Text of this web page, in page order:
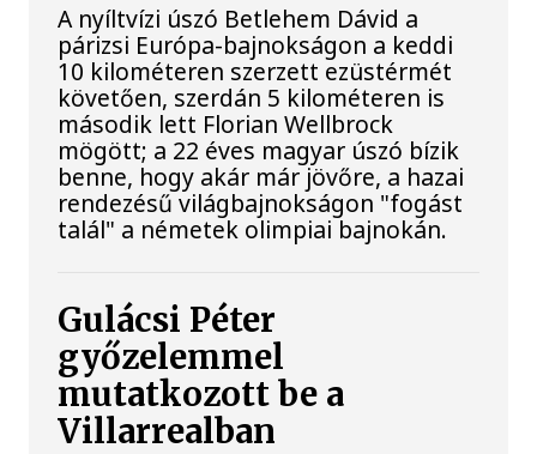
A nyíltvízi úszó Betlehem Dávid a
párizsi Európa-bajnokságon a keddi
10 kilométeren szerzett ezüstérmét
követően, szerdán 5 kilométeren is
második lett Florian Wellbrock
mögött; a 22 éves magyar úszó bízik
benne, hogy akár már jövőre, a hazai
rendezésű világbajnokságon "fogást
talál" a németek olimpiai bajnokán.
Gulácsi Péter
győzelemmel
mutatkozott be a
Villarrealban